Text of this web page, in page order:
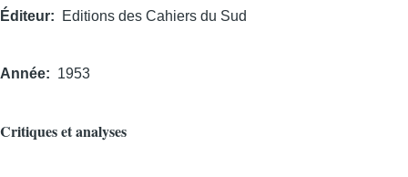
Éditeur Editions des Cahiers du Sud
Année 1953
Critiques et analyses